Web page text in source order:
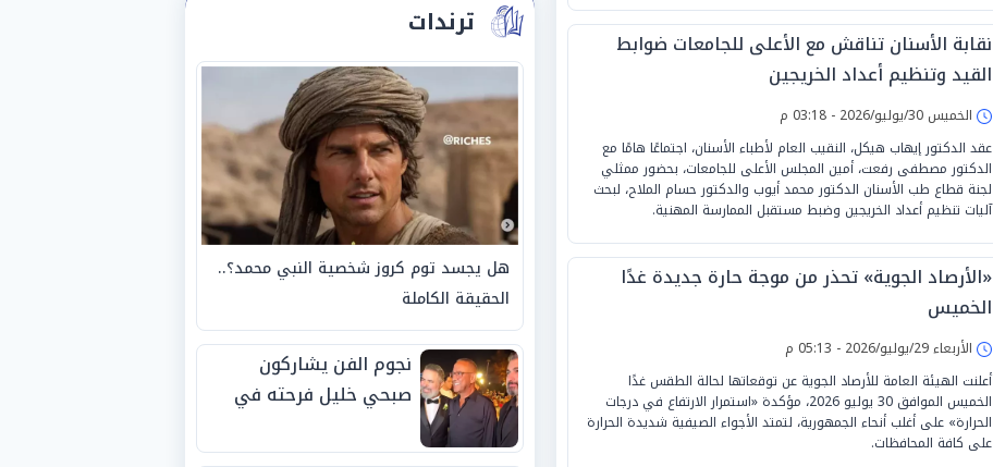
نقابة الأسنان تناقش مع الأعلى للجامعات ضوابط
القيد وتنظيم أعداد الخريجين
الخميس 30/يوليو/2026 - 03:18 م
عقد الدكتور إيهاب هيكل، النقيب العام لأطباء الأسنان، اجتماعًا هامًا مع
الدكتور مصطفى رفعت، أمين المجلس الأعلى للجامعات، بحضور ممثلي
لجنة قطاع طب الأسنان الدكتور محمد أيوب والدكتور حسام الملاح، لبحث
آليات تنظيم أعداد الخريجين وضبط مستقبل الممارسة المهنية.
«الأرصاد الجوية» تحذر من موجة حارة جديدة غدًا
الخميس
الأربعاء 29/يوليو/2026 - 05:13 م
أعلنت الهيئة العامة للأرصاد الجوية عن توقعاتها لحالة الطقس غدًا
الخميس الموافق 30 يوليو 2026، مؤكدة «استمرار الارتفاع في درجات
الحرارة» على أغلب أنحاء الجمهورية، لتمتد الأجواء الصيفية شديدة الحرارة
على كافة المحافظات.
ترندات
هل يجسد توم كروز شخصية النبي محمد؟..
الحقيقة الكاملة
نجوم الفن يشاركون
صبحي خليل فرحته في